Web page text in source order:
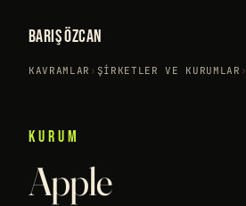
BARIŞ ÖZCAN
KAVRAMLAR › ŞIRKETLER VE KURUMLAR
KURUM
Apple